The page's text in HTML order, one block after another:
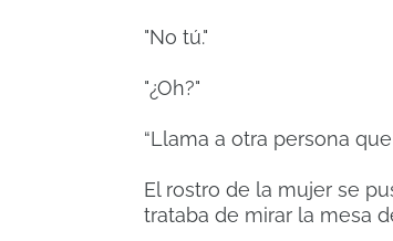
"No tú."
"¿Oh?"
“Llama a otra persona
El rostro de la mujer se
trataba de mirar la mesa